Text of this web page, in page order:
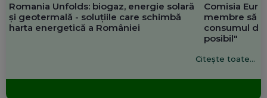
Romania Unfolds: biogaz, energie solară
și geotermală - soluțiile care schimbă
harta energetică a României
Comisia
membre să
consumul de
posibil"
Citește toate...